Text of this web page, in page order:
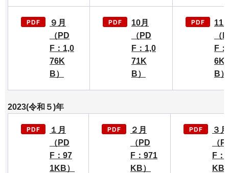
９月
（PD
F：1,0
76K
B）
10月
（PD
F：1,0
71K
B）
11
（
F
6K
B）
2023(令和５)年
１月
（PD
F：97
1KB）
２月
（PD
F：971
KB）
３月
（
F：
KB